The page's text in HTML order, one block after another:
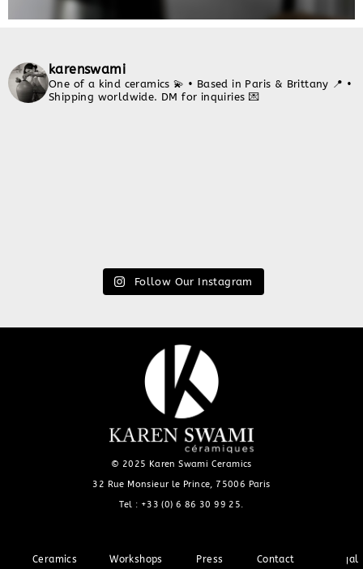
karenswami
One of a kind ceramics 💫 • Based in Paris & Brittany 📍 •
Shipping worldwide. DM for inquiries 💌
Follow Our Instagram
© 2025 Karen Swami Ceramics
32 Rue Monsieur le Prince, 75006 Paris
Tel : +33 (0) 6 86 30 99 25.
Ceramics Workshops Press Contact Legal